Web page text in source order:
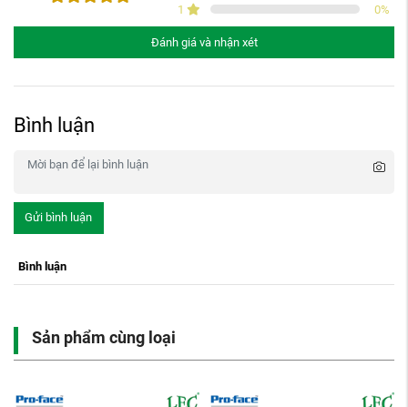
1
0%
Đánh giá và nhận xét
Bình luận
Gửi bình luận
Bình luận
Sản phẩm cùng loại